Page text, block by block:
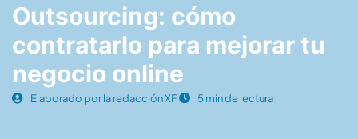
Outsourcing: cómo
contratarlo para mejorar tu
negocio online
Elaborado por la redacción XF 5 min de lectura